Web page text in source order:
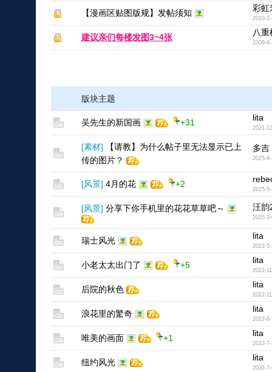
【漫画区贴图版规】发帖须知 彩虹
2010-3-
建议亲们每楼发图3~4张 八重
2009-
版块主题
吴先生的新国画 +31 lita
2021-
[素材]
【请教】为什么帖子里无法显示已上
传的图片？
多吉
2025-
[风景] 4月的花 +2
2025-5-
[风景] 分享下你手机里的花花草草吧～ 汪韵
2025-3-
瑞士风光 lita
2022-
小老太太出门了 +5 lita
2022-
后院的秋色 lita
2022-
浪花里的驚奇 lita
2022-
唯美的画面 +1 lita
2022-
纽约风光 lita
2022-7-